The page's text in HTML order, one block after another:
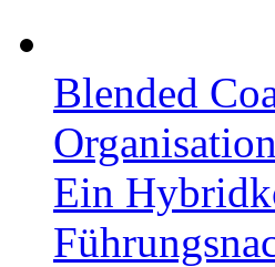
Blended
Ein